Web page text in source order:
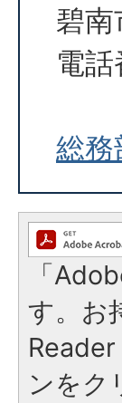
碧
電
総
「
す。お
ンをク